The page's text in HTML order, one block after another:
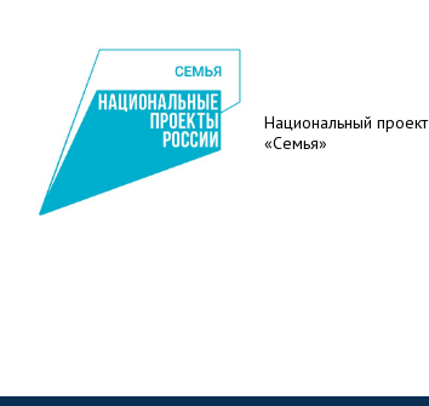
Национальный проект
«Семья»